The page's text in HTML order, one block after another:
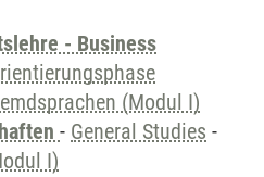
- Business
(Modul I)
- General Studies -
I)